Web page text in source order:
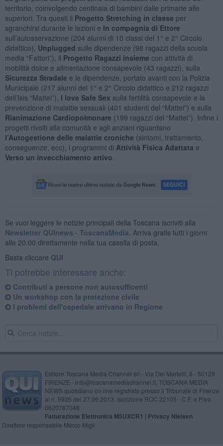
territorio, coinvolgendo centinaia di bambini dalle primarie alle
superiori. Tra questi il Progetto Stretching in classe per
sgranchirsi durante le lezioni e In compagnia di Ettore
sull’autosservazione (204 alunni di 10 classi del 1° e 2° Circolo
didattico), Unplugged sulle dipendenze (98 ragazzi della scuola
media “Fattori”), il Progetto Ragazzi insieme con attività di
mobilità dolce e alimentazione consapevole (43 ragazzi), sulla
Sicurezza Stradale e le dipendenze, portato avanti con la Polizia
Municipale (217 alunni del 1° e 2° Circolo didattico e 212 ragazzi
dell’Isis “Mattei”), I love Safe Sex sulla fertilità consapevole e la
prevenzione di malattie sessuali (401 studenti del “Mattei”) e sulla
Rianimazione Cardiopolmonare (199 ragazzi del “Mattei”). Infine i
progetti rivolti alla comunità e agli anziani riguardano
l’Autogestione delle malattie croniche (sintomi, trattamento,
conseguenze, ecc), i programmi di Attività Fisica Adattata e
Verso un invecchiamento attivo
Se vuoi leggere le notizie principali della Toscana iscriviti alla
Newsletter QUInews - ToscanaMedia. Arriva gratis tutti i giorni
alle 20:00 direttamente nella tua casella di posta.
Basta cliccare QUI
Ti potrebbe interessare anche:
Contributi a persone non autosufficenti
Un workshop con la protezione civile
I problemi dell'ospedale arrivano in Regione
Editore Toscana Media Channel srl - Via Dei Martelli, 8 - 50129
FIRENZE - info@toscanamediachannel.it. TOSCANA MEDIA
NEWS quotidiano on line registrato presso il Tribunale di Firenze
al n. 5935 del 27.09.2013. Iscrizione ROC 22105 - C.F. e P.Iva
0620787048
Fatturazione Elettronica M5UXCR1 | Privacy Nielsen
Direttore responsabile Marco Migli